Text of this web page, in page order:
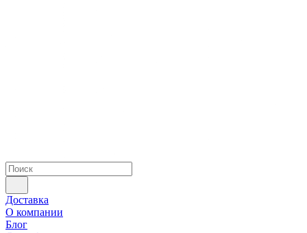
Доставка
О компании
Блог